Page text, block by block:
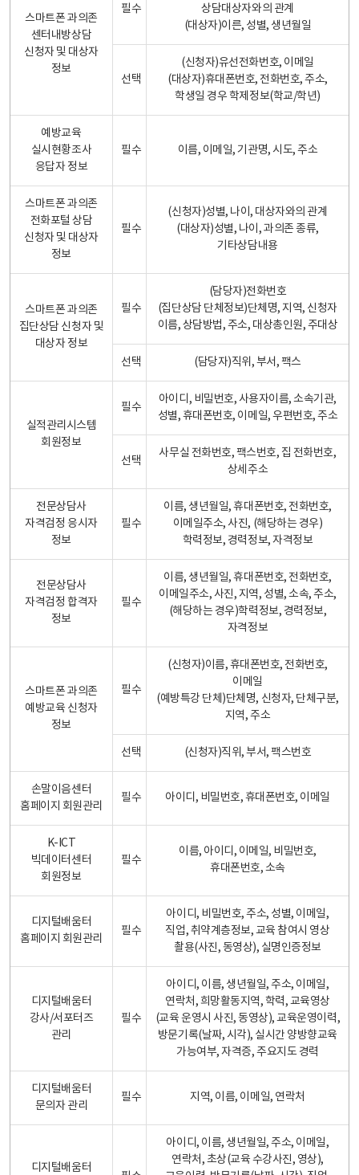
스마트폰 과의존
센터내방상담
신청자 및 대상자
정보
필수
상담대상자와의 관계
(대상자)이른, 성별, 생년월일
선택
(신청자)유선전화번호, 이메일
(대상자)휴대폰번호, 전화번호, 주소,
학생일 경우 학제정보(학교/학년)
예방교육
실시현황조사
응답자 정보
필수 이름, 이메일, 기관명, 시도, 주소
스마트폰 과의존
전화포털 상담
신청자 및 대상자
정보
필수
(신청자)성별, 나이, 대상자와의 관계
(대상자)성별, 나이, 과의존 종류,
기타상담내용
스마트폰 과의존
집단상담 신청자 및
대상자 정보
필수
(담당자)전화번호
(집단상담 단체정보)단체명, 지역, 신청자
이름, 상담방법, 주소, 대상총인원, 주대상
선택 (담당자)직위, 부서, 팩스
실적관리시스템
회원정보
필수
아이디, 비밀번호, 사용자이름, 소속기관,
성별, 휴대폰번호, 이메일, 우편번호, 주소
선택
사무실 전화번호, 팩스번호, 집 전화번호,
상세주소
전문상담사
자격검정 응시자
정보
필수
이름, 생년월일, 휴대폰번호, 전화번호,
이메일주소, 사진, (해당하는 경우)
학력정보, 경력정보, 자격정보
전문상담사
자격검정 합격자
정보
필수
이름, 생년월일, 휴대폰번호, 전화번호,
이메일주소, 사진, 지역, 성별, 소속, 주소,
(해당하는 경우)학력정보, 경력정보,
자격정보
스마트폰 과의존
예방교육 신청자
정보
필수
(신청자)이름, 휴대폰번호, 전화번호,
이메일
(예방특강 단체)단체명, 신청자, 단체구분,
지역, 주소
선택 (신청자)직위, 부서, 팩스번호
손말이음센터
홈페이지 회원관리
필수 아이디, 비밀번호, 휴대폰번호, 이메일
K-ICT
빅데이터센터
회원정보
필수
이름, 아이디, 이메일, 비밀번호,
휴대폰번호, 소속
디지털배움터
홈페이지 회원관리
필수
아이디, 비밀번호, 주소, 성별, 이메일,
직업, 취약계층정보, 교육 참여시 영상
촬용(사진, 동영상), 실명인증정보
디지털배움터
강사/서포터즈
관리
필수
아이디, 이름, 생년월일, 주소, 이메일,
연락처, 희망활동지역, 학력, 교육영상
(교육 운영시 사진, 동영상), 교육운영이력,
방문기록(날짜, 시각), 실시간 양방향교육
가능여부, 자격증, 주요지도 경력
디지털배움터
문의자 관리
필수 지역, 이름, 이메일, 연락처
디지털배움터
아이디, 이름, 생년월일, 주소, 이메일,
연락처, 초상(교육 수강사진, 영상),